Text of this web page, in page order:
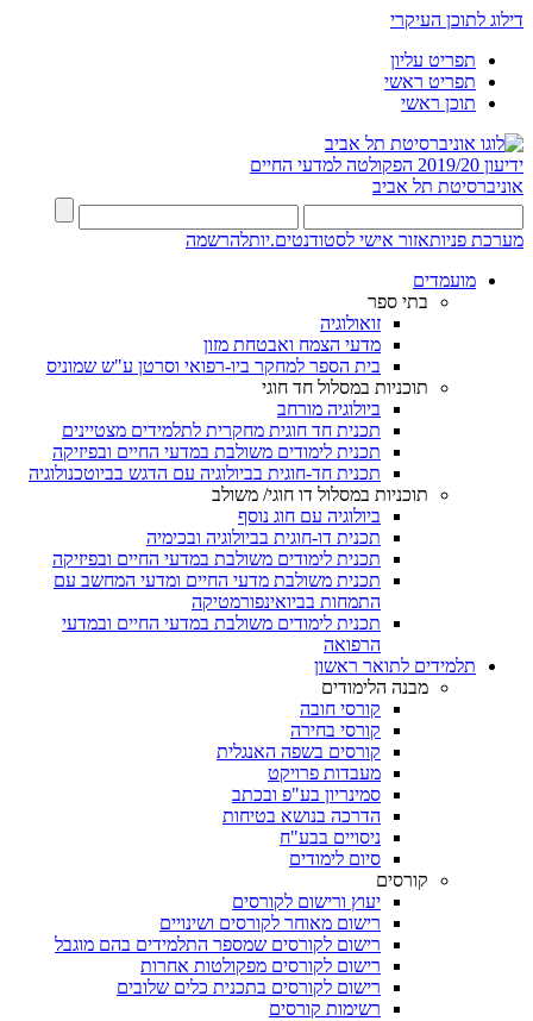
דילוג לתוכן העיקרי
תפריט עליון
תפריט ראשי
תוכן ראשי
ידיעון 2019/20
הפקולטה למדעי החיים
אוניברסיטת תל אביב
מערכת פניותאזור אישי לסטודנטים.יותלהרשמה
מועמדים
בתי ספר
זואולוגיה
מדעי הצמח ואבטחת מזון
בית הספר למחקר ביו-רפואי וסרטן ע"ש שמוניס
תוכניות במסלול חד חוגי
ביולוגיה מורחב
תכנית חד חוגית מחקרית לתלמידים מצטיינים
תכנית לימודים משולבת במדעי החיים ובפיזיקה
תכנית חד-חוגית בביולוגיה עם הדגש בביוטכנולוגיה
תוכניות במסלול דו חוגי/ משולב
ביולוגיה עם חוג נוסף
תכנית דו-חוגית בביולוגיה ובכימיה
תכנית לימודים משולבת במדעי החיים ובפיזיקה
תכנית משולבת מדעי החיים ומדעי המחשב עם
התמחות בביואינפורמטיקה
תכנית לימודים משולבת במדעי החיים ובמדעי
הרפואה
תלמידים לתואר ראשון
מבנה הלימודים
קורסי חובה
קורסי בחירה
קורסים בשפה האנגלית
מעבדות פרויקט
סמינריון בע"פ ובכתב
הדרכה בנושא בטיחות
ניסויים בבע"ח
סיום לימודים
קורסים
יעוץ ורישום לקורסים
רישום מאוחר לקורסים ושינויים
רישום לקורסים שמספר התלמידים בהם מוגבל
רישום לקורסים מפקולטות אחרות
רישום לקורסים בתכנית כלים שלובים
רשימות קורסים